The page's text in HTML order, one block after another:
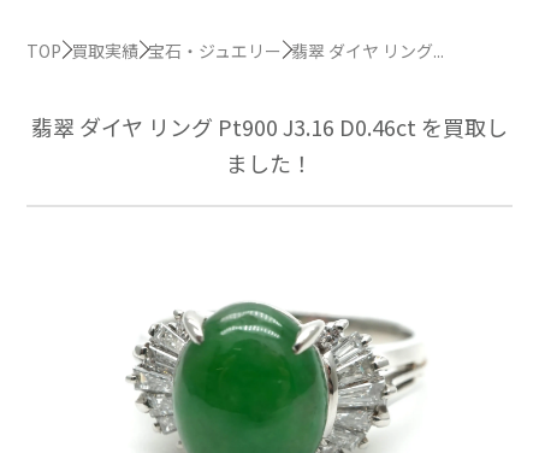
TOP 買取実績 宝石・ジュエリー 翡翠 ダイヤ リング...
翡翠 ダイヤ リング Pt900 J3.16 D0.46ct を買取し
ました！